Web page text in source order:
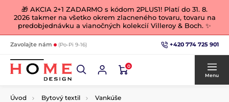
🎁 AKCIA 2+1 ZADARMO s kódom 2PLUS1! Platí do 31. 8.
2026 takmer na všetko okrem zlacneného tovaru, tovaru na
predobjednávku a vianočných kolekcií Villeroy & Boch. ✨
Zavolajte nám (Po-Pi 9-16) +420 774 725 901
0
Menu
Úvod Bytový textil Vankúše